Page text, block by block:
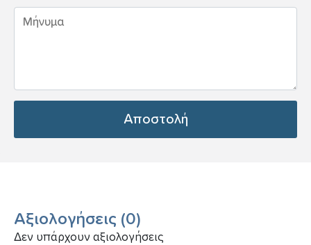
Αποστολή
Αξιολογήσεις (0)
Δεν υπάρχουν αξιολογήσεις